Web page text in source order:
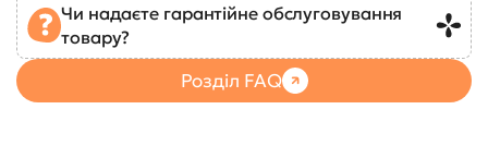
Чи надаєте гарантійне обслуговування
товару?
Розділ FAQ